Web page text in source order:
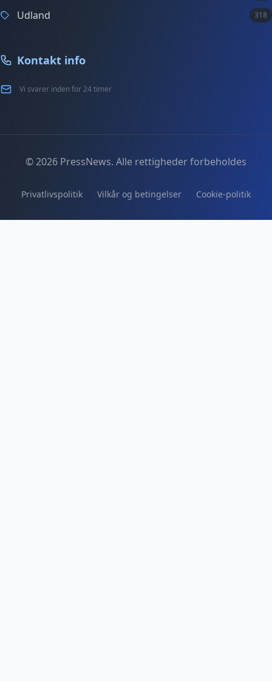
Udland 318
Kontakt info
Vi svarer inden for 24 timer
© 2026 PressNews. Alle rettigheder forbeholdes
Privatlivspolitik Vilkår og betingelser Cookie-politik